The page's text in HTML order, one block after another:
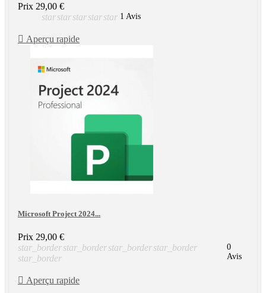
Prix 29,00 €
star star star star star 1 Avis
 Aperçu rapide
Microsoft Project 2024...
Prix 29,00 €
star_borderstar_borderstar_borderstar_border
star_border
0
Avis
 Aperçu rapide